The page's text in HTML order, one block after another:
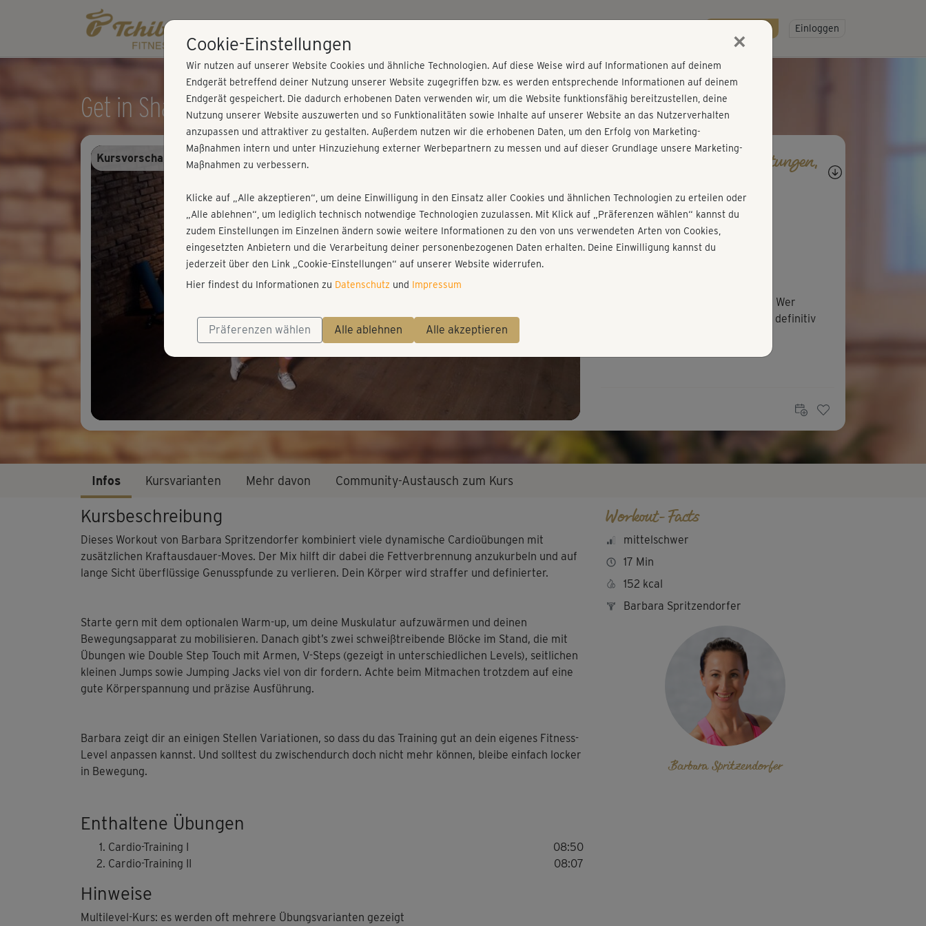
Gratis testen! Einloggen
Get in Shape - Cardio
Play
Video
Kursvorschau - Anmelden und alles trainieren!
Fragen, Antworten, Bewertungen,
R
Ruth731
😍
So eine sympathische Kursleiterin! Wer
konsequent Level 2 macht, kommt definitiv
Infos Kursvarianten Mehr davon Community-Austausch zum Kurs
Kursbeschreibung
Dieses Workout von Barbara Spritzendorfer kombiniert viele dynamische Cardioübungen mit
zusätzlichen Kraftausdauer-Moves. Der Mix hilft dir dabei die Fettverbrennung anzukurbeln und auf
lange Sicht überflüssige Genusspfunde zu verlieren. Dein Körper wird straffer und definierter.
Starte gern mit dem optionalen Warm-up, um deine Muskulatur aufzuwärmen und deinen
Bewegungsapparat zu mobilisieren. Danach gibt’s zwei schweißtreibende Blöcke im Stand, die mit
Übungen wie Double Step Touch mit Armen, V-Steps (gezeigt in unterschiedlichen Levels), seitlichen
kleinen Jumps sowie Jumping Jacks viel von dir fordern. Achte beim Mitmachen trotzdem auf eine
gute Körperspannung und präzise Ausführung.
Barbara zeigt dir an einigen Stellen Variationen, so dass du das Training gut an dein eigenes Fitness-
Level anpassen kannst. Und solltest du zwischendurch doch nicht mehr können, bleibe einfach locker
in Bewegung.
Enthaltene Übungen
Cardio-Training I
08:50
Cardio-Training II
08:07
Hinweise
Multilevel-Kurs: es werden oft mehrere Übungsvarianten gezeigt
Workout-Facts
mittelschwer
17 Min
152 kcal
Barbara Spritzendorfer
Barbara Spritzendorfer
Cookie-Einstellungen ×
Wir nutzen auf unserer Website Cookies und ähnliche Technologien. Auf diese Weise wird auf Informationen auf deinem
Endgerät betreffend deiner Nutzung unserer Website zugegriffen bzw. es werden entsprechende Informationen auf deinem
Endgerät gespeichert. Die dadurch erhobenen Daten verwenden wir, um die Website funktionsfähig bereitzustellen, deine
Nutzung unserer Website auszuwerten und so Funktionalitäten sowie Inhalte auf unserer Website an das Nutzerverhalten
anzupassen und attraktiver zu gestalten. Außerdem nutzen wir die erhobenen Daten, um den Erfolg von Marketing-
Maßnahmen intern und unter Hinzuziehung externer Werbepartnern zu messen und auf dieser Grundlage unsere Marketing-
Maßnahmen zu verbessern.
Klicke auf „Alle akzeptieren“, um deine Einwilligung in den Einsatz aller Cookies und ähnlichen Technologien zu erteilen oder
„Alle ablehnen“, um lediglich technisch notwendige Technologien zuzulassen. Mit Klick auf „Präferenzen wählen“ kannst du
zudem Einstellungen im Einzelnen ändern sowie weitere Informationen zu den von uns verwendeten Arten von Cookies,
eingesetzten Anbietern und die Verarbeitung deiner personenbezogenen Daten erhalten. Deine Einwilligung kannst du
jederzeit über den Link „Cookie-Einstellungen“ auf unserer Website widerrufen.
Hier findest du Informationen zu Datenschutz und Impressum
Präferenzen wählen Alle ablehnen Alle akzeptieren